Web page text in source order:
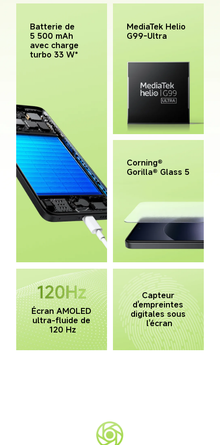
Batterie de
5 500 mAh
avec charge
turbo 33 W*
MediaTek Helio
G99-Ultra
Corning®
Gorilla® Glass 5
Écran AMOLED
ultra-fluide de
120 Hz
Capteur
d'empreintes
digitales sous
l'écran